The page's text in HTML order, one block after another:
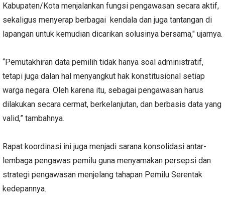
Kabupaten/Kota menjalankan fungsi pengawasan secara aktif,
sekaligus menyerap berbagai kendala dan juga tantangan di
lapangan untuk kemudian dicarikan solusinya bersama," ujarnya.
“Pemutakhiran data pemilih tidak hanya soal administratif,
tetapi juga dalan hal menyangkut hak konstitusional setiap
warga negara. Oleh karena itu, sebagai pengawasan harus
dilakukan secara cermat, berkelanjutan, dan berbasis data yang
valid,” tambahnya.
Rapat koordinasi ini juga menjadi sarana konsolidasi antar-
lembaga pengawas pemilu guna menyamakan persepsi dan
strategi pengawasan menjelang tahapan Pemilu Serentak
kedepannya.